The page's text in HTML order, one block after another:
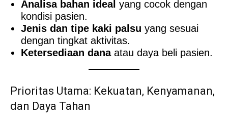
Analisa bahan ideal yang cocok dengan
kondisi pasien.
Jenis dan tipe kaki palsu yang sesuai
dengan tingkat aktivitas.
Ketersediaan danaatau daya beli pasien.
Prioritas Utama: Kekuatan, Kenyamanan,
dan Daya Tahan